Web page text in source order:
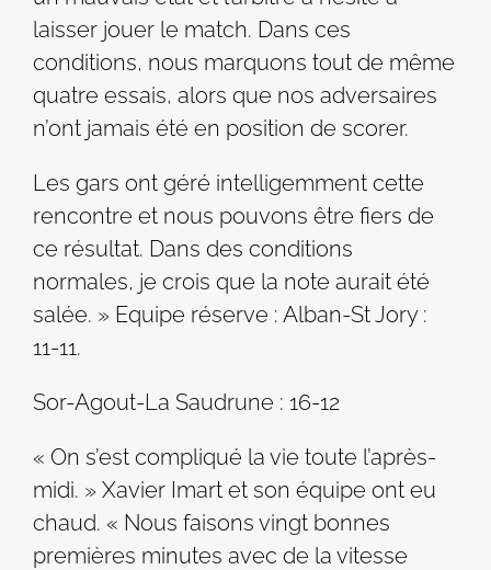
laisser jouer le match. Dans ces
conditions, nous marquons tout de même
quatre essais, alors que nos adversaires
n’ont jamais été en position de scorer.
Les gars ont géré intelligemment cette
rencontre et nous pouvons être fiers de
ce résultat. Dans des conditions
normales, je crois que la note aurait été
salée. » Equipe réserve : Alban-St Jory :
11-11.
Sor-Agout-La Saudrune : 16-12
« On s’est compliqué la vie toute l’après-
midi. » Xavier Imart et son équipe ont eu
chaud. « Nous faisons vingt bonnes
premières minutes avec de la vitesse